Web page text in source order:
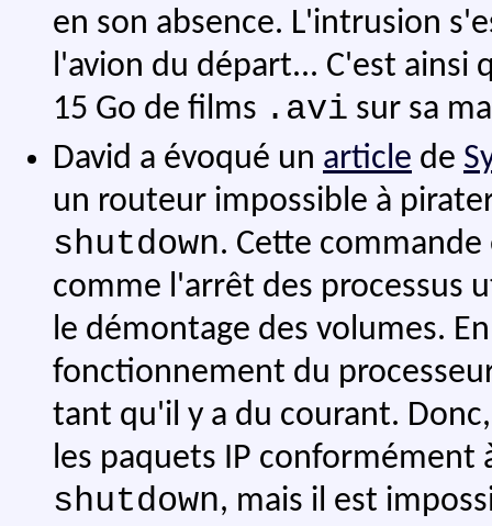
en son absence. L'intrusion
l'avion du départ... C'est ainsi
15 Go de films .avi sur sa
David a évoqué un article de
un routeur impossible à
shutdown. Cette
comme l'arrêt des processus
le démontage des volumes.
fonctionnement du
tant qu'il y a du courant.
les paquets IP conformément
shutdown, mais il est